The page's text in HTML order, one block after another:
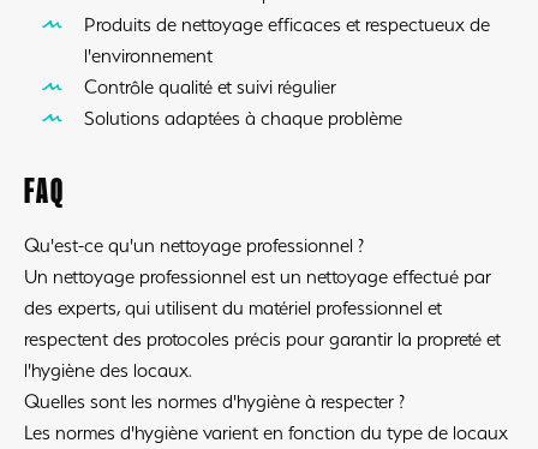
Produits de nettoyage efficaces et respectueux de
l'environnement
Contrôle qualité et suivi régulier
Solutions adaptées à chaque problème
FAQ
Qu'est-ce qu'un nettoyage professionnel ?
Un nettoyage professionnel est un nettoyage effectué par
des experts, qui utilisent du matériel professionnel et
respectent des protocoles précis pour garantir la propreté et
l'hygiène des locaux.
Quelles sont les normes d'hygiène à respecter ?
Les normes d'hygiène varient en fonction du type de locaux